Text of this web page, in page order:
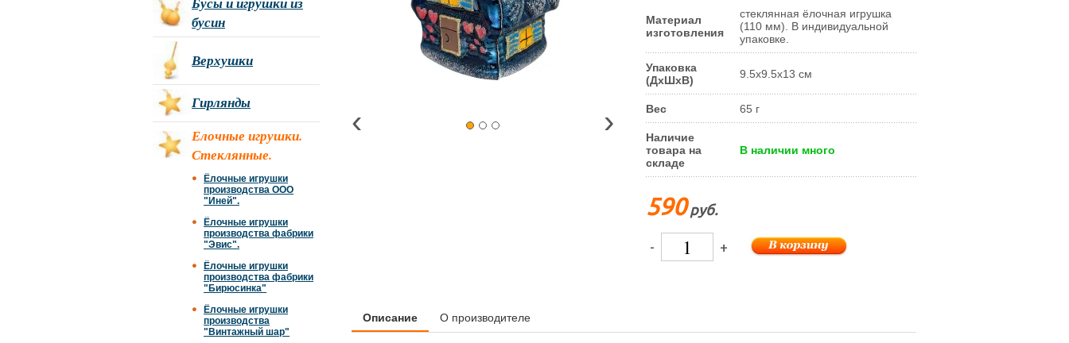
‹ ›
Материал
изготовления
стеклянная ёлочная игрушка
(110 мм). В индивидуальной
упаковке.
Упаковка
(ДxШxВ)
9.5x9.5x13 см
Вес 65 г
Наличие
товара на
складе
В наличии много
590руб.
- +
Описание О производителе
бусин
Верхушки
Гирлянды
Елочные игрушки.
Стеклянные.
Ёлочные игрушки
производства ООО
"Иней".
Ёлочные игрушки
производства фабрики
"Эвис".
Ёлочные игрушки
производства фабрики
"Бирюсинка"
Ёлочные игрушки
производства
"Винтажный шар"